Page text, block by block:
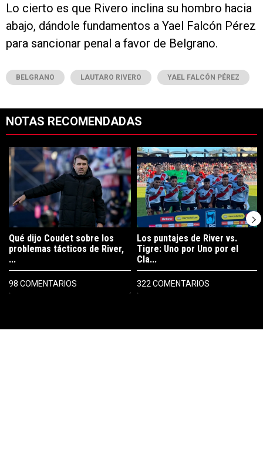
Lo cierto es que Rivero inclina su hombro hacia
abajo, dándole fundamentos a Yael Falcón Pérez
para sancionar penal a favor de Belgrano.
BELGRANO LAUTARO RIVERO YAEL FALCÓN PÉREZ
NOTAS RECOMENDADAS
Un artículo de tendencia con el título "Qué dijo Coudet sobre los
Qué dijo Coudet sobre los
problemas tácticos de River,
...
98 COMENTARIOS
Un artículo de tendencia con el
Los puntajes de River vs.
Tigre: Uno por Uno por el
Cla...
322 COMENTARIOS